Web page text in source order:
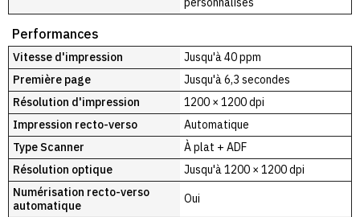
Performances
Vitesse d'impression
Jusqu'à 40 ppm
Première page
Jusqu'à 6,3 secondes
Résolution d'impression
1200 × 1200 dpi
Impression recto-verso
Automatique
Type Scanner
À plat + ADF
Résolution optique
Jusqu'à 1200 × 1200 dpi
Numérisation recto-verso
automatique
Oui